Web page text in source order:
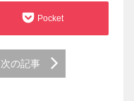
Pocket
次の記事